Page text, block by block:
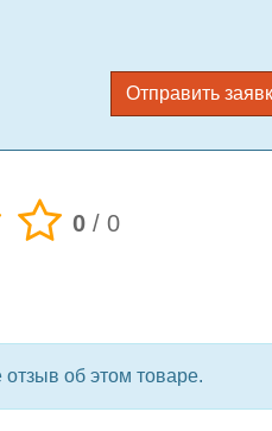
Отправить
0 / 0
об этом товаре.